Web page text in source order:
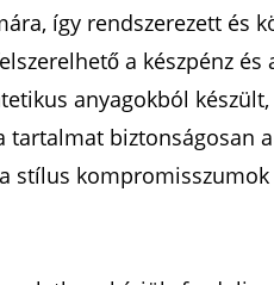
így rendszerezett és
a készpénz és
anyagokból készült,
tartalmat biztonságosan
stílus